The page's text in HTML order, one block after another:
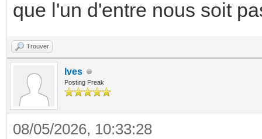
que l'un d'entre nous soit
Trouver
Ives
Posting Freak
08/05/2026, 10:33:28